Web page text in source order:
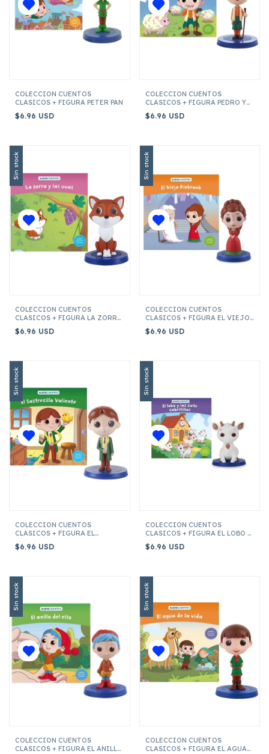
COLECCION CUENTOS
CLASICOS + FIGURA PETER PAN
$6.96 USD
COLECCION CUENTOS
CLASICOS + FIGURA PEDRO Y
$6.96 USD
Sin stock
COLECCION CUENTOS
CLASICOS + FIGURA LA ZORRA
$6.96 USD
Sin stock
COLECCION CUENTOS
CLASICOS + FIGURA EL VIEJO
$6.96 USD
Sin stock
COLECCION CUENTOS
CLASICOS + FIGURA EL
$6.96 USD
Sin stock
COLECCION CUENTOS
CLASICOS + FIGURA EL LOBO Y
$6.96 USD
Sin stock
COLECCION CUENTOS
CLASICOS + FIGURA EL ANILLO
Sin stock
COLECCION CUENTOS
CLASICOS + FIGURA EL AGUA